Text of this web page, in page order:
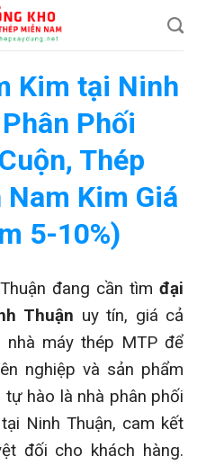
Kim tại Ninh
Phối
Thép
Nam Kim Giá
5-10%)
đang cần tìm đại
Thuận uy tín, giá cả
nhà máy thép MTP để
nghiệp và sản phẩm
hào là nhà phân phối
Ninh Thuận, cam kết
đối cho khách hàng.